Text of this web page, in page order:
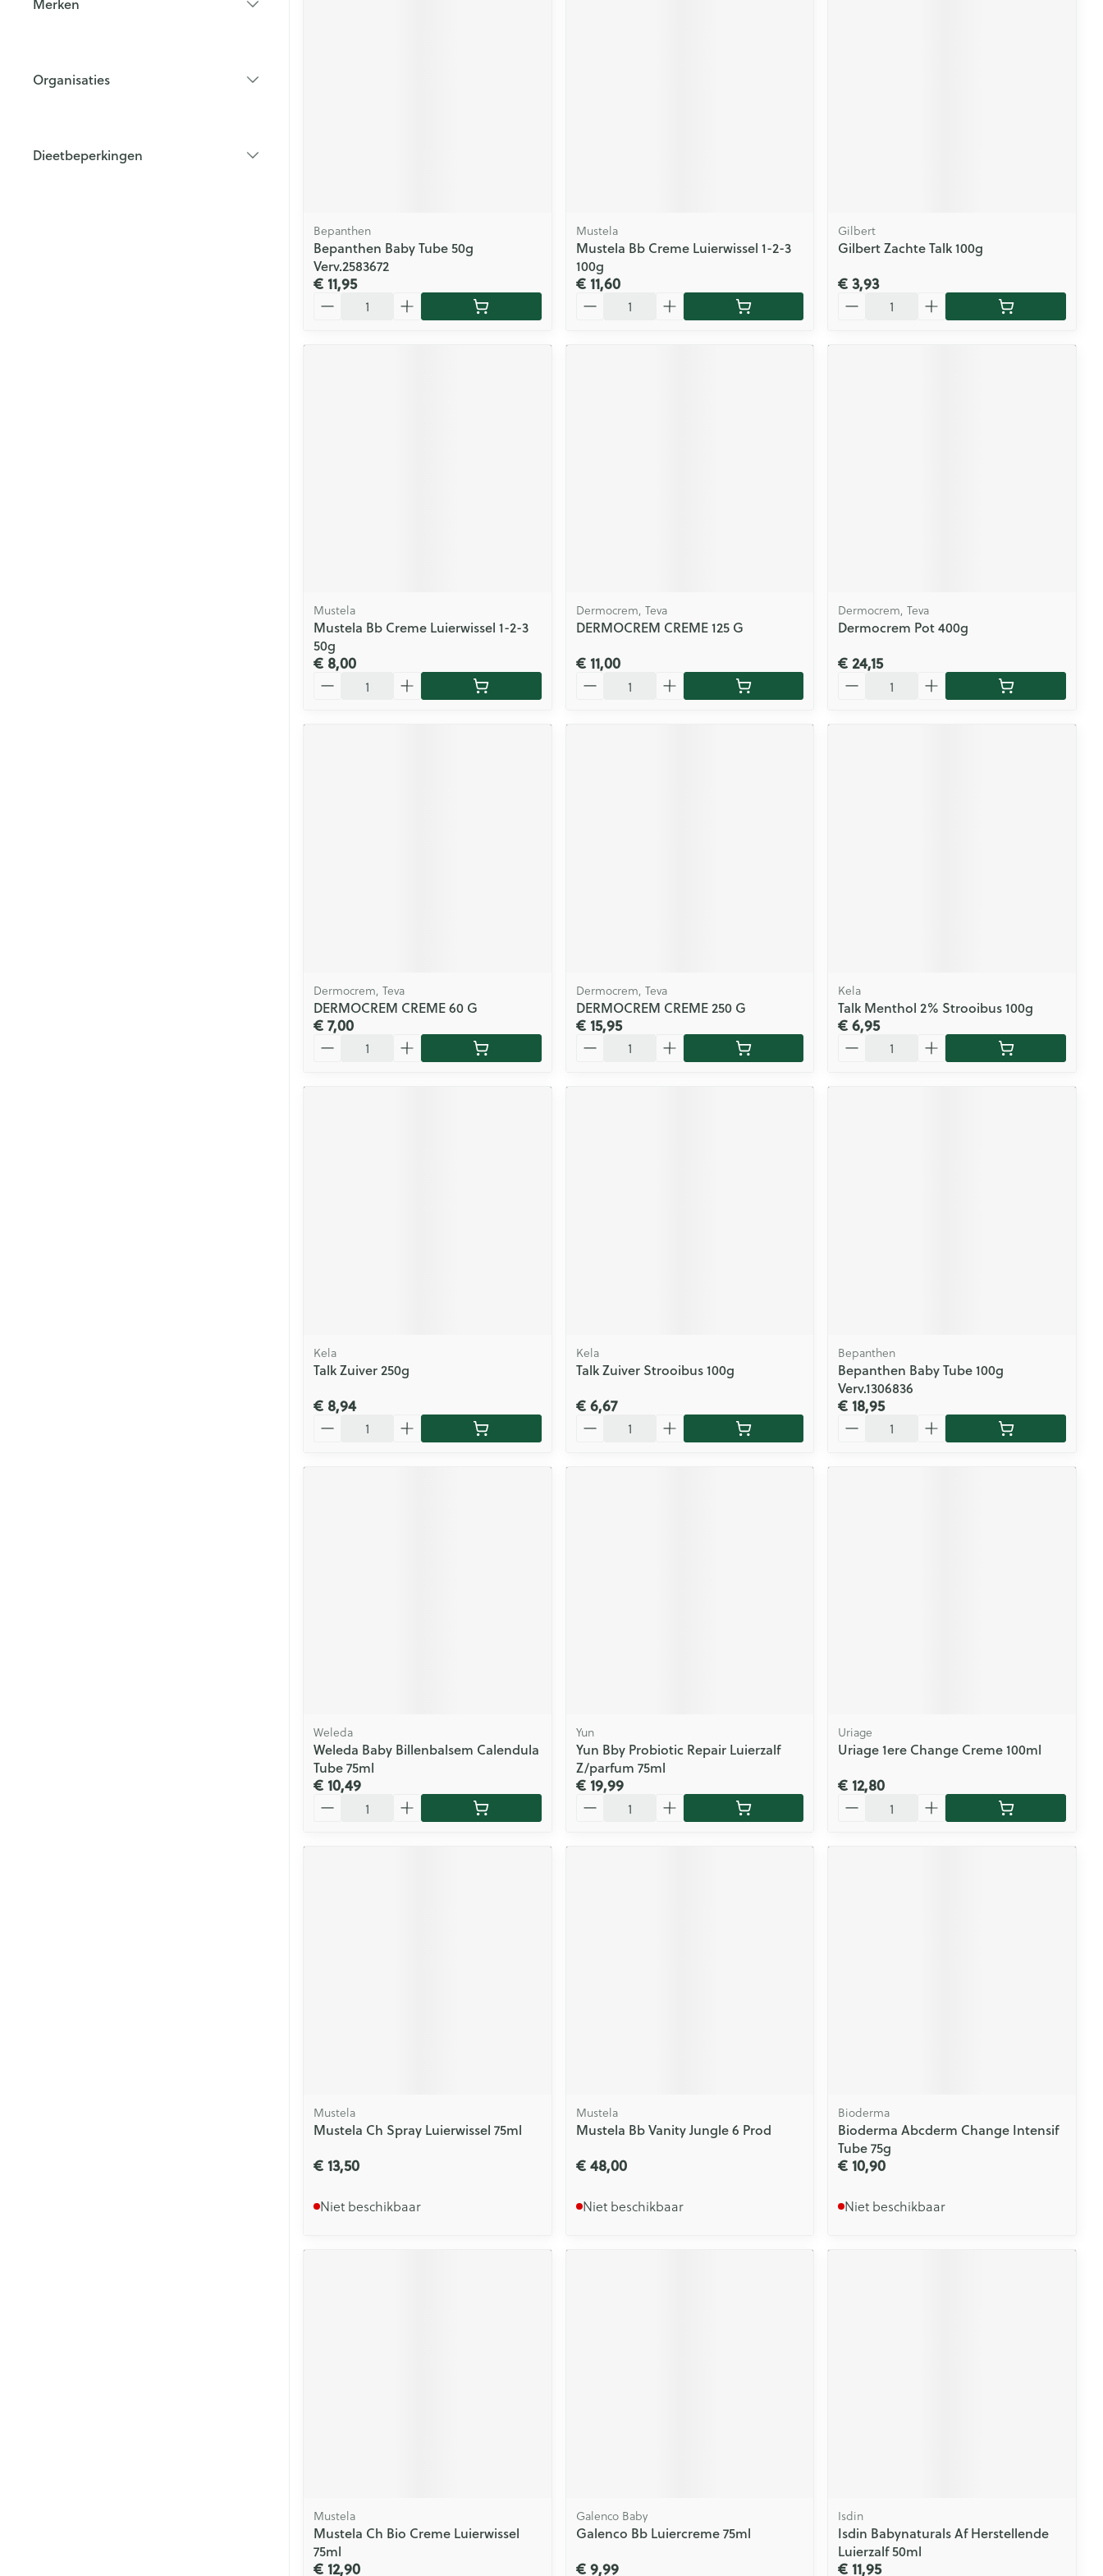
Organisaties
Dieetbeperkingen
Bepanthen
Bepanthen Baby Tube 50g
Verv.2583672
€ 11,95
Mustela
Mustela Bb Creme Luierwissel 1-2-3
100g
€ 11,60
Gilbert
Gilbert Zachte Talk 100g
€ 3,93
Mustela
Mustela Bb Creme Luierwissel 1-2-3
50g
€ 8,00
Dermocrem, Teva
DERMOCREM CREME 125 G
€ 11,00
Dermocrem, Teva
Dermocrem Pot 400g
€ 24,15
Dermocrem, Teva
DERMOCREM CREME 60 G
€ 7,00
Dermocrem, Teva
DERMOCREM CREME 250 G
€ 15,95
Kela
Talk Menthol 2% Strooibus 100g
€ 6,95
Kela
Talk Zuiver 250g
€ 8,94
Kela
Talk Zuiver Strooibus 100g
€ 6,67
Bepanthen
Bepanthen Baby Tube 100g
Verv.1306836
€ 18,95
Weleda
Weleda Baby Billenbalsem Calendula
Tube 75ml
€ 10,49
Yun
Yun Bby Probiotic Repair Luierzalf
Z/parfum 75ml
€ 19,99
Uriage
Uriage 1ere Change Creme 100ml
€ 12,80
Mustela
Mustela Ch Spray Luierwissel 75ml
€ 13,50
Niet beschikbaar
Mustela
Mustela Bb Vanity Jungle 6 Prod
€ 48,00
Niet beschikbaar
Bioderma
Bioderma Abcderm Change Intensif
Tube 75g
€ 10,90
Niet beschikbaar
Mustela
Mustela Ch Bio Creme Luierwissel
75ml
€ 12,90
Galenco Baby
Galenco Bb Luiercreme 75ml
€ 9,99
Isdin
Isdin Babynaturals Af Herstellende
Luierzalf 50ml
€ 11,95